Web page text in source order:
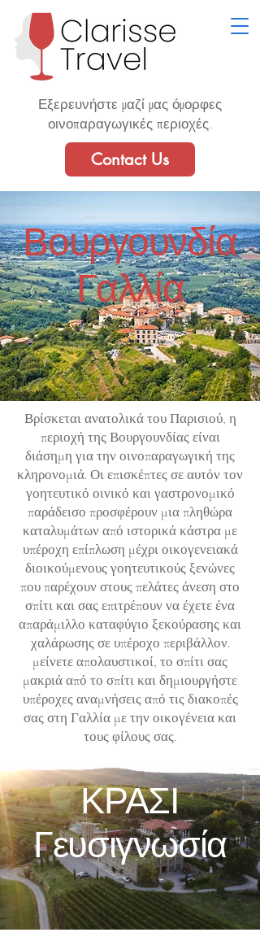
Εξερευνήστε μαζί μας όμορφες
οινοπαραγωγικές περιοχές.
Contact Us
Βουργουνδία
Γαλλία
Βρίσκεται ανατολικά του Παρισιού, η
περιοχή της Βουργουνδίας είναι
διάσημη για την οινοπαραγωγική της
κληρονομιά. Οι επισκέπτες σε αυτόν τον
γοητευτικό οινικό και γαστρονομικό
παράδεισο προσφέρουν μια πληθώρα
καταλυμάτων από ιστορικά κάστρα με
υπέροχη επίπλωση μέχρι οικογενειακά
διοικούμενους γοητευτικούς ξενώνες
που παρέχουν στους πελάτες άνεση στο
σπίτι και σας επιτρέπουν να έχετε ένα
απαράμιλλο καταφύγιο ξεκούρασης και
χαλάρωσης σε υπέροχο περιβάλλον.
μείνετε απολαυστικοί, το σπίτι σας
μακριά από το σπίτι και δημιουργήστε
υπέροχες αναμνήσεις από τις διακοπές
σας στη Γαλλία με την οικογένεια και
τους φίλους σας.
ΚΡΑΣΙ
Γευσιγνωσία